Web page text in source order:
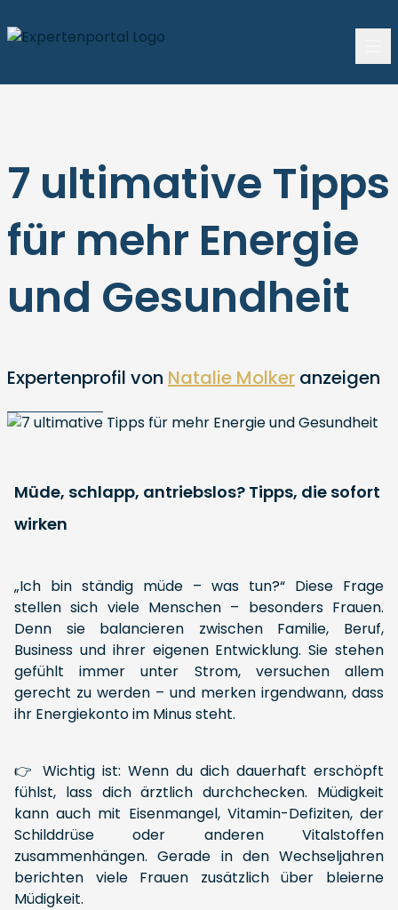
7 ultimative Tipps
für mehr Energie
und Gesundheit
Expertenprofil von Natalie Molker anzeigen
Müde, schlapp, antriebslos? Tipps, die sofort
wirken
„Ich bin ständig müde – was tun?“ Diese Frage
stellen sich viele Menschen – besonders Frauen.
Denn sie balancieren zwischen Familie, Beruf,
Business und ihrer eigenen Entwicklung. Sie stehen
gefühlt immer unter Strom, versuchen allem
gerecht zu werden – und merken irgendwann, dass
ihr Energiekonto im Minus steht.
👉 Wichtig ist: Wenn du dich dauerhaft erschöpft
fühlst, lass dich ärztlich durchchecken. Müdigkeit
kann auch mit Eisenmangel, Vitamin-Defiziten, der
Schilddrüse oder anderen Vitalstoffen
zusammenhängen. Gerade in den Wechseljahren
berichten viele Frauen zusätzlich über bleierne
Müdigkeit.